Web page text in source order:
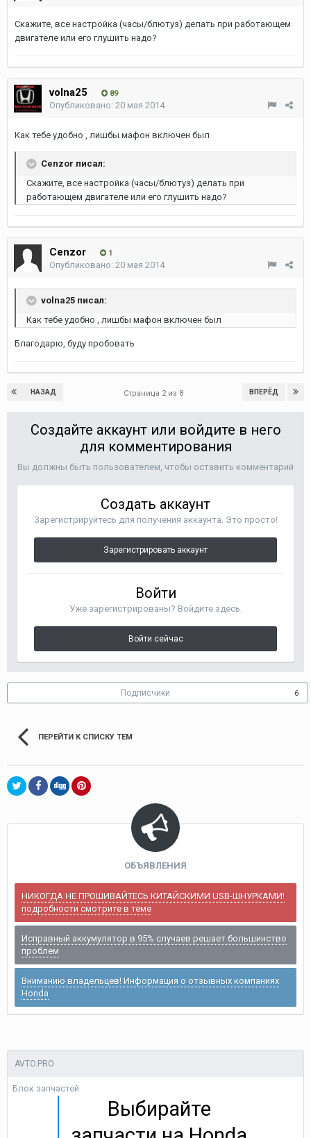
Скажите, все настройка (часы/блютуз) делать при работающем
двигателе или его глушить надо?
volna25 89
Опубликовано: 20 мая 2014
Как тебе удобно , лишбы мафон включен был
Cenzor писал:
Скажите, все настройка (часы/блютуз) делать при
работающем двигателе или его глушить надо?
Cenzor 1
Опубликовано: 20 мая 2014
volna25 писал:
Как тебе удобно , лишбы мафон включен был
Благодарю, буду пробовать
НАЗАД ВПЕРЁД
Страница 2 из 8
Создайте аккаунт или войдите в него
для комментирования
Вы должны быть пользователем, чтобы оставить комментарий
Создать аккаунт
Зарегистрируйтесь для получения аккаунта. Это просто!
Зарегистрировать аккаунт
Войти
Уже зарегистрированы? Войдите здесь.
Войти сейчас
Подписчики 6
ПЕРЕЙТИ К СПИСКУ ТЕМ
ОБЪЯВЛЕНИЯ
НИКОГДА НЕ ПРОШИВАЙТЕСЬ КИТАЙСКИМИ USB-ШНУРКАМИ!
подробности смотрите в теме
Исправный аккумулятор в 95% случаев решает большинство
проблем
Вниманию владельцев! Информация о отзывных компаниях
Honda
AVTO.PRO
Блок запчастей
Выбирайте